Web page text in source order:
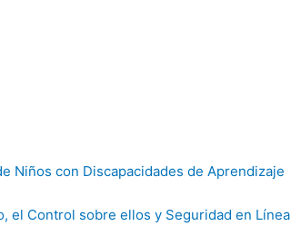
Niños con Discapacidades de Aprendizaje
el Control sobre ellos y Seguridad en Línea